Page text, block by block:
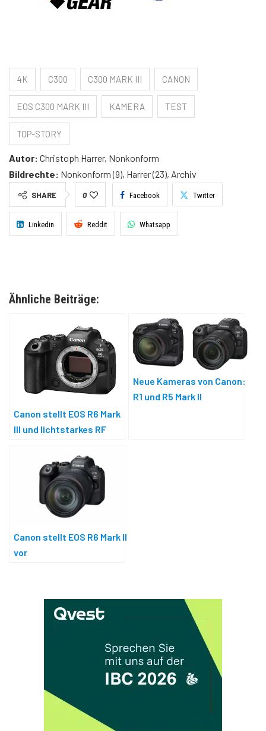
4K C300 C300 MARK III CANON
EOS C300 MARK III KAMERA TEST
TOP-STORY
Autor: Christoph Harrer, Nonkonform
Bildrechte: Nonkonform (9), Harrer (23), Archiv
SHARE 0 Facebook Twitter
Linkedin Reddit Whatsapp
Ähnliche Beiträge:
Canon stellt EOS R6 Mark
III und lichtstarkes RF
Neue Kameras von Canon:
R1 und R5 Mark II
Canon stellt EOS R6 Mark II
vor